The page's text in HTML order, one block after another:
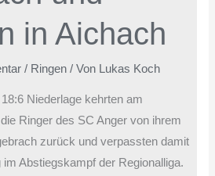
in Aichach
/ Ringen / Von Lukas Koch
Niederlage kehrten am
Ringer des SC Anger von ihrem
zurück und verpassten damit
Abstiegskampf der Regionalliga.